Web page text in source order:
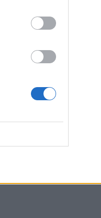
Συντάξεις χηρείας: Τι
φανούν οι αυξήσεις
03 Αυγ 2026
Εκπαιδευτικοί: Αύριο
(5/8) ξεκινούν οι